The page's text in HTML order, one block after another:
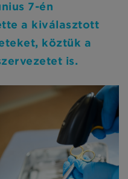
7-én
a kiválasztott
köztük a
is.